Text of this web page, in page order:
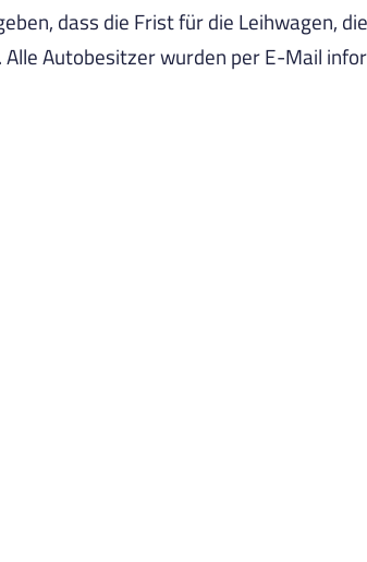
dass die Frist für die Leihwagen,
Autobesitzer wurden per E-Mail